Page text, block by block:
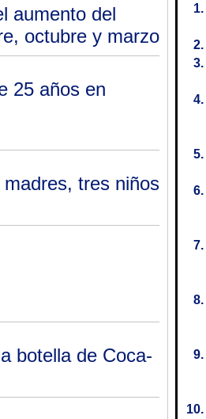
aumento del
octubre y marzo
25 años en
tres niños
botella de Coca-